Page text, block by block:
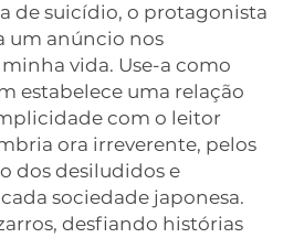
de suicídio, o protagonista
um anúncio nos
vida. Use-a como
estabelece uma relação
com o leitor
ora irreverente, pelos
dos desiludidos e
sociedade japonesa.
desfiando histórias